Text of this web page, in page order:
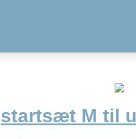
startsæt M til